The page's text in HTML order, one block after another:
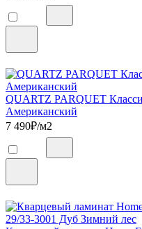
QUARTZ PARQUET
Американский
7 490₽/м2